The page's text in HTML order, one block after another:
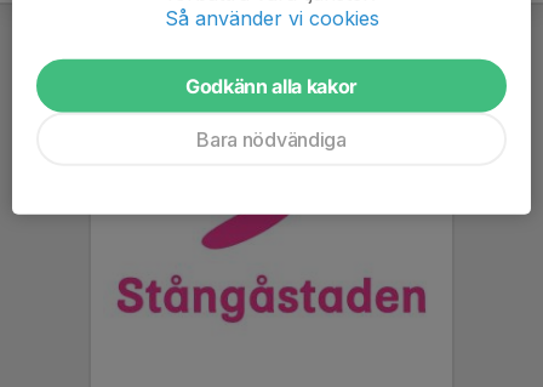
Så använder vi cookies
Godkänn alla kakor
Bara nödvändiga